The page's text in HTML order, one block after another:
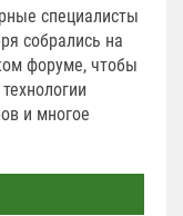
специалисты
собрались на
форуме, чтобы
и многое